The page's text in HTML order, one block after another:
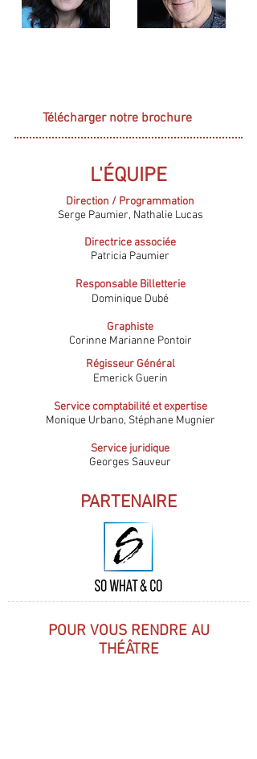
Télécharger notre brochure
L'ÉQUIPE
Direction / Programmation
Serge Paumier, Nathalie Lucas
Directrice associée
Patricia Paumier
Responsable Billetterie
Dominique Dubé
Graphiste
Corinne Marianne Pontoir
Régisseur Général
Emerick Guerin
Service comptabilité et expertise
Monique Urbano, Stéphane Mugnier
Service juridique
Georges Sauveur
PARTENAIRE
POUR VOUS RENDRE AU
THÉÂTRE